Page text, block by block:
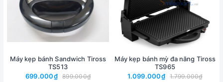
Mô tả chung sản phẩm:Máy kẹp bánh Sandwich Tiross TS-
514
- Dùng để nướng các loại bánh có dạng lát mỏng (sandwich) hoặc các
loại bánh tự làm.
Nướng bánh sandwich 2 lát
Máy kẹp bánh Sandwich Tiross
TS513
699.000₫
899.000₫
Máy kẹp bánh mỳ đa năng Tiross
TS965
1.099.000₫
1.799.000₫